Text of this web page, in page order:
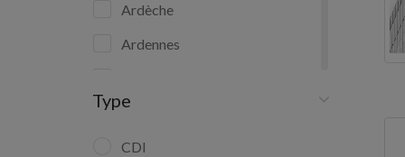
Ardèche
Ardennes
Aube
Aude
Type
CDI